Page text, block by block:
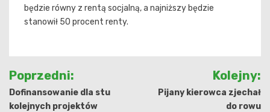
będzie równy z rentą socjalną, a najniższy będzie
stanowił 50 procent renty.
Nawigacja
wpisu
Poprzedni:
Dofinansowanie dla stu
kolejnych projektów
Kolejny:
Pijany kierowca zjechał
do rowu